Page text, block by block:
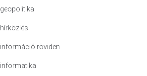
geopolitika
hírközlés
információ röviden
informatika